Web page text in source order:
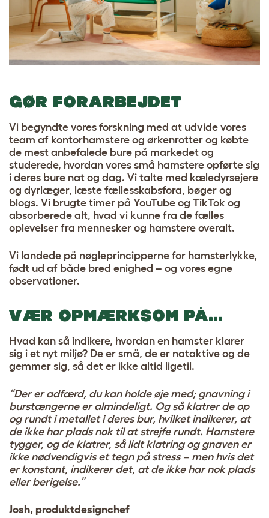
GØR FORARBEJDET
Vi begyndte vores forskning med at udvide vores
team af kontorhamstere og ørkenrotter og købte
de mest anbefalede bure på markedet og
studerede, hvordan vores små hamstere opførte sig
i deres bure nat og dag. Vi talte med kæledyrsejere
og dyrlæger, læste fællesskabsfora, bøger og
blogs. Vi brugte timer på YouTube og TikTok og
absorberede alt, hvad vi kunne fra de fælles
oplevelser fra mennesker og hamstere overalt.
Vi landede på nøgleprincipperne for hamsterlykke,
født ud af både bred enighed – og vores egne
observationer.
VÆR OPMÆRKSOM PÅ…
Hvad kan så indikere, hvordan en hamster klarer
sig i et nyt miljø? De er små, de er nataktive og de
gemmer sig, så det er ikke altid ligetil.
“Der er adfærd, du kan holde øje med; gnavning i
burstængerne er almindeligt. Og så klatrer de op
og rundt i metallet i deres bur, hvilket indikerer, at
de ikke har plads nok til at strejfe rundt. Hamstere
tygger, og de klatrer, så lidt klatring og gnaven er
ikke nødvendigvis et tegn på stress – men hvis det
er konstant, indikerer det, at de ikke har nok plads
eller berigelse.”
Josh, produktdesignchef